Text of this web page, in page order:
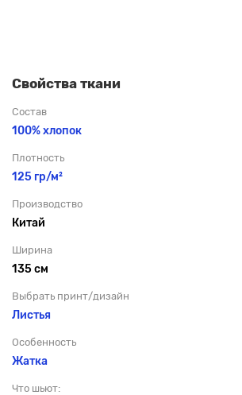
Свойства ткани
Состав
100% хлопок
Плотность
125 гр/м²
Производство
Китай
Ширина
135 см
Выбрать принт/дизайн
Листья
Особенность
Жатка
Что шьют: